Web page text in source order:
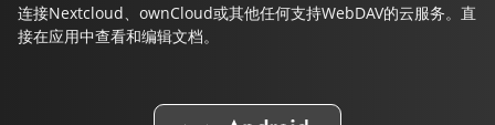
连接Nextcloud、ownCloud或其他任何支持WebDAV的云服务。直
接在应用中查看和编辑文档。